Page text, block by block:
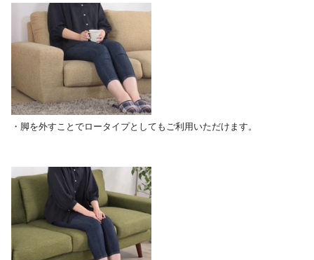
・脚を外すことでロータイプとしてもご利用いただけます。